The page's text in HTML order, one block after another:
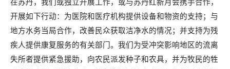
在苏丹，我们或独立开展工作，或与苏丹红新月会携手合作，
开展如下行动：为医院和医疗机构提供设备和物资的支持；与
地方水务当局合作，改善民众获取洁净水的情况；并支持为残
疾人提供康复服务的有关部门。我们为受冲突影响地区的流离
失所者提供紧急援助，向农民派发种子和农具，并为牧民的牲